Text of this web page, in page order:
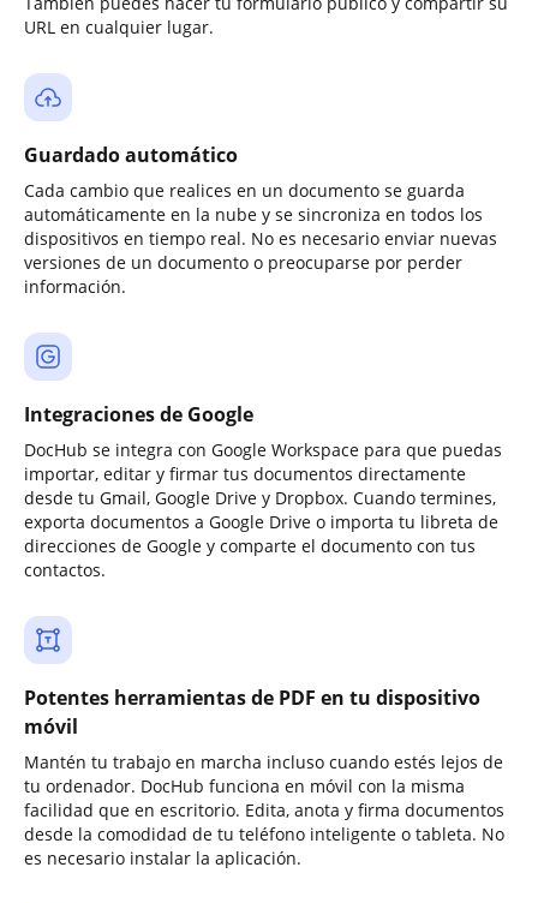
URL en cualquier lugar.
Guardado automático
Cada cambio que realices en un documento se guarda
automáticamente en la nube y se sincroniza en todos los
dispositivos en tiempo real. No es necesario enviar nuevas
versiones de un documento o preocuparse por perder
información.
Integraciones de Google
DocHub se integra con Google Workspace para que puedas
importar, editar y firmar tus documentos directamente
desde tu Gmail, Google Drive y Dropbox. Cuando termines,
exporta documentos a Google Drive o importa tu libreta de
direcciones de Google y comparte el documento con tus
contactos.
Potentes herramientas de PDF en tu dispositivo
móvil
Mantén tu trabajo en marcha incluso cuando estés lejos de
tu ordenador. DocHub funciona en móvil con la misma
facilidad que en escritorio. Edita, anota y firma documentos
desde la comodidad de tu teléfono inteligente o tableta. No
es necesario instalar la aplicación.